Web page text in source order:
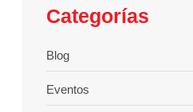
Categorías
Blog
Eventos